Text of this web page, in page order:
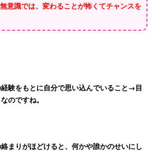
意識では、変わることが怖くてチャンスを
験をもとに自分で思い込んでいること→目
のですね。
まりがほどけると、 何かや誰かのせいにし